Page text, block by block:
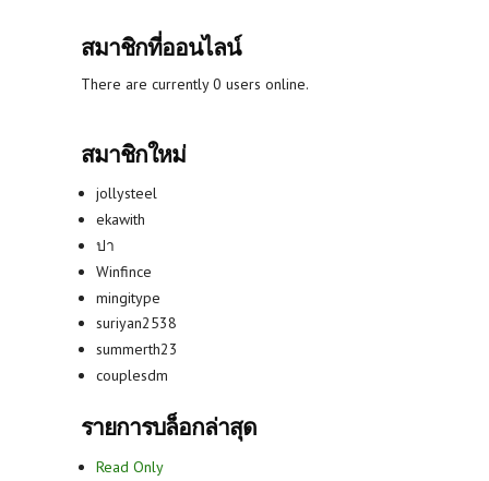
สมาชิกที่ออนไลน์
There are currently 0 users online.
สมาชิกใหม่
jollysteel
ekawith
ปา
Winfince
mingitype
suriyan2538
summerth23
couplesdm
รายการบล็อกล่าสุด
Read Only